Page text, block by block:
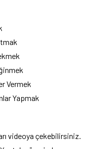
Vermek
Yapmak
videoya çekebilirsiniz.